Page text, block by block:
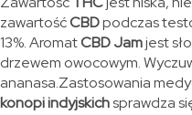
zawartośćCBDpodczas
13%. AromatCBD Jamjest
drzewem owocowym.
ananasa.Zastosowania
konopi indyjskichsprawdza